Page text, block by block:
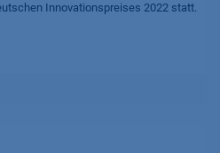
Innovationspreises 2022 statt.